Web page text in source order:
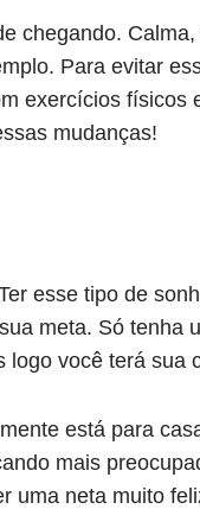
chegando.
Para evitar
exercícios físicos
mudanças!
esse tipo de
meta. Só tenha
você terá sua
está para
mais
uma neta muito